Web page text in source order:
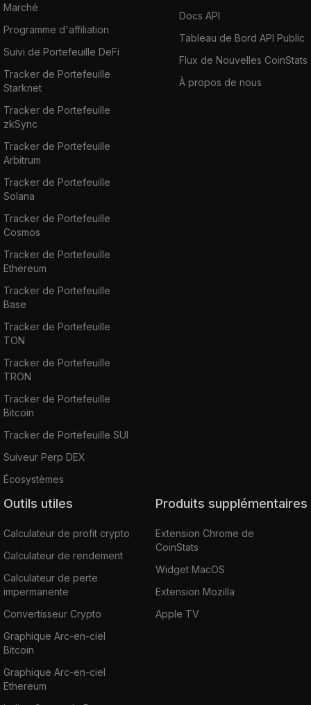
Marché
Programme d'affiliation
Suivi de Portefeuille DeFi
Tracker de Portefeuille
Starknet
Tracker de Portefeuille
zkSync
Tracker de Portefeuille
Arbitrum
Tracker de Portefeuille
Solana
Tracker de Portefeuille
Cosmos
Tracker de Portefeuille
Ethereum
Tracker de Portefeuille
Base
Tracker de Portefeuille
TON
Tracker de Portefeuille
TRON
Tracker de Portefeuille
Bitcoin
Tracker de Portefeuille SUI
Suiveur Perp DEX
Écosystèmes
Docs API
Tableau de Bord API Public
Flux de Nouvelles CoinStats
À propos de nous
Outils utiles
Calculateur de profit crypto
Calculateur de rendement
Calculateur de perte
impermanente
Convertisseur Crypto
Graphique Arc-en-ciel
Bitcoin
Graphique Arc-en-ciel
Ethereum
Produits supplémentaires
Extension Chrome de
CoinStats
Widget MacOS
Extension Mozilla
Apple TV